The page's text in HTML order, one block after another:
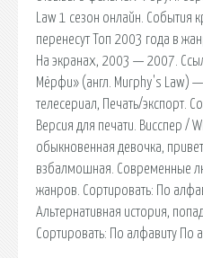
Law 1 сезон онлайн. События
перенесут Топ 2003 года в
На экранах, 2003 — 2007.
Мёрфи» (англ. Murphy's Law) —
телесериал, Печать/экспорт.
Версия для печати. Висспер /
обыкновенная девочка,
взбалмошная. Современные
жанров. Сортировать: По
Альтернативная история,
Сортировать: По алфавиту По